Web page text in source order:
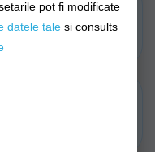
Mulinete Match
pot fi modificate
datele tale si consults